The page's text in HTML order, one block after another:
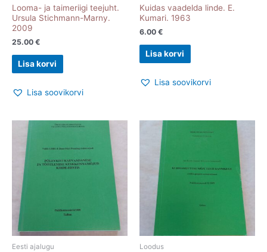
Looma- ja taimeriigi teejuht.
Ursula Stichmann-Marny.
2009
25.00 €
Lisa korvi
Lisa soovikorvi
Kuidas vaadelda linde. E.
Kumari. 1963
6.00 €
Lisa korvi
Lisa soovikorvi
Eesti ajalugu Loodus